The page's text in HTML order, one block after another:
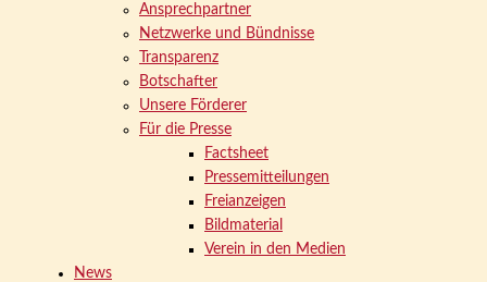
Ansprechpartner
Netzwerke und Bündnisse
Transparenz
Botschafter
Unsere Förderer
Für die Presse
Factsheet
Pressemitteilungen
Freianzeigen
Bildmaterial
Verein in den Medien
News